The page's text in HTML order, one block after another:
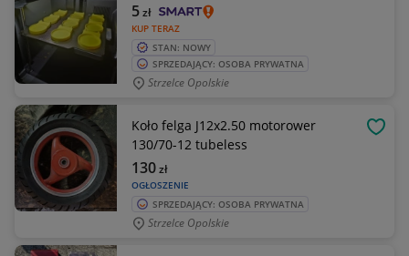
KUP TERAZ
5zł
STAN: NOWY
SPRZEDAJĄCY: OSOBA PRYWATNA
Strzelce Opolskie
Koło felga J12x2.50 motorower
130/70-12 tubeless
OGŁOSZENIE
130zł
SPRZEDAJĄCY: OSOBA PRYWATNA
Strzelce Opolskie